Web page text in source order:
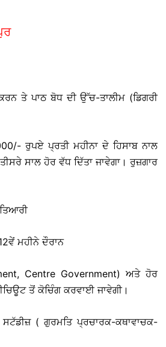
ਤੇ ਪਾਠ ਬੋਧ ਦੀ ਉੱਚ-ਤਾਲੀਮ (ਡਿਗਰੀ
ਰੁਪਏ ਪ੍ਰਤੀ ਮਹੀਨਾ ਦੇ ਹਿਸਾਬ ਨਾਲ
ਸਾਲ ਹੋਰ ਵੱਧ ਦਿੱਤਾ ਜਾਵੇਗਾ। ਰੁਜ਼ਗਾਰ
ਮਹੀਨੇ ਦੌਰਾਨ
Centre Government) ਅਤੇ ਹੋਰ
ਤੋਂ ਕੋਚਿੰਗ ਕਰਵਾਈ ਜਾਵੇਗੀ।
( ਗੁਰਮਤਿ ਪ੍ਰਚਾਰਕ-ਕਥਾਵਾਚਕ-